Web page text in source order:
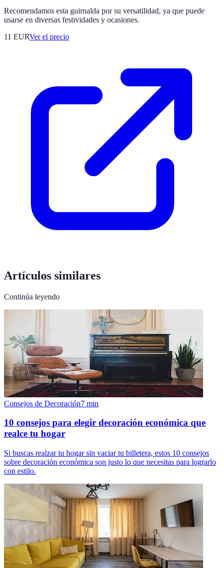
Recomendamos esta guirnalda por su versatilidad, ya que puede
usarse en diversas festividades y ocasiones.
11 EURVer el precio
Artículos similares
Continúa leyendo
Consejos de Decoración7 min
10 consejos para elegir decoración económica que
realce tu hogar
Si buscas realzar tu hogar sin vaciar tu billetera, estos 10 consejos
sobre decoración económica son justo lo que necesitas para lograrlo
con estilo.